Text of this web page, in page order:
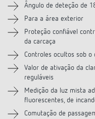
Transferências
Acessórios
Produtos
Ângulo de deteção de
Para a área exterior
Proteção confiável
da carcaça
Controles ocultos sob o
Valor de ativação da
reguláveis
Medição da luz mista
fluorescentes, de
Comutação de